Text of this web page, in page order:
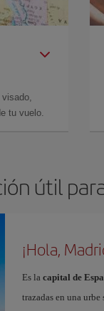
tu vuelo.
útil
¡Hola,
Es la capital de
trazadas en una